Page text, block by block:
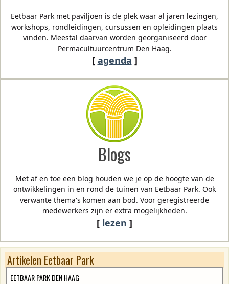
Eetbaar Park met paviljoen is de plek waar al jaren lezingen,
workshops, rondleidingen, cursussen en opleidingen plaats
vinden. Meestal daarvan worden georganiseerd door
Permacultuurcentrum Den Haag.
[ agenda ]
Blogs
Met af en toe een blog houden we je op de hoogte van de
ontwikkelingen in en rond de tuinen van Eetbaar Park. Ook
verwante thema's komen aan bod. Voor geregistreerde
medewerkers zijn er extra mogelijkheden.
[ lezen ]
Artikelen Eetbaar Park
EETBAAR PARK DEN HAAG